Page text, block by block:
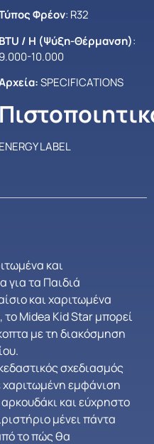
Φρέον: R32
BTU / H (Ψύξη-Θέρμανση):
9.000-10.000
SPECIFICATIONS
ENERGY LABEL
και
για τα Παιδιά
και χαριτωμένα
Midea Kid Star μπορεί
με τη διακόσμηση
σχεδιασμός
χαριτωμένη εμφάνιση
και εύχρηστο
μένει πάντα
το πώς θα